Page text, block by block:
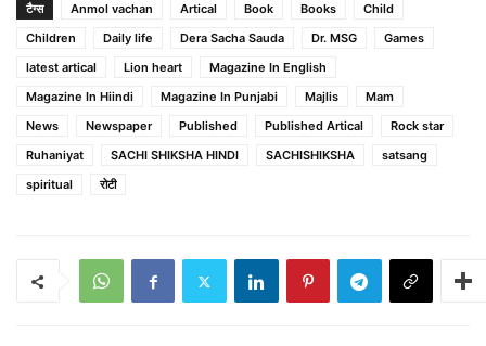
टैग्स Anmol vachan Artical Book Books
Child
Children
Daily life Dera Sacha Sauda Dr. MSG
Games
latest artical
Lion heart
Magazine In English
Magazine In Hiindi
Magazine In Punjabi Majlis
Mam
News
Newspaper Published Published Artical
Rock star
Ruhaniyat
SACHI SHIKSHA HINDI SACHISHIKSHA
satsang
spiritual
रोटी